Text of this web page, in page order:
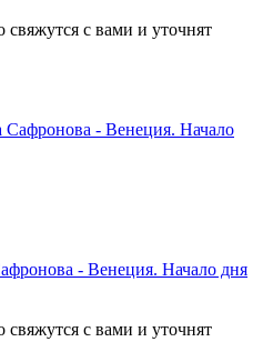
с вами и уточнят
- Венеция. Начало дня
с вами и уточнят